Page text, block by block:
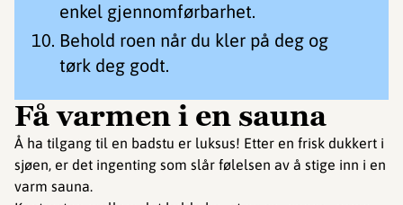
enkel gjennomførbarhet.
Behold roen når du kler på deg og
tørk deg godt.
Få varmen i en sauna
Å ha tilgang til en badstu er luksus! Etter en frisk dukkert i
sjøen, er det ingenting som slår følelsen av å stige inn i en
varm sauna.